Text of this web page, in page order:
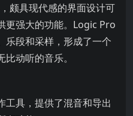
颇具现代感的界面设计可
更强大的功能。Logic Pro
乐段和采样，形成了一个
动听的音乐。
工具，提供了混音和导出